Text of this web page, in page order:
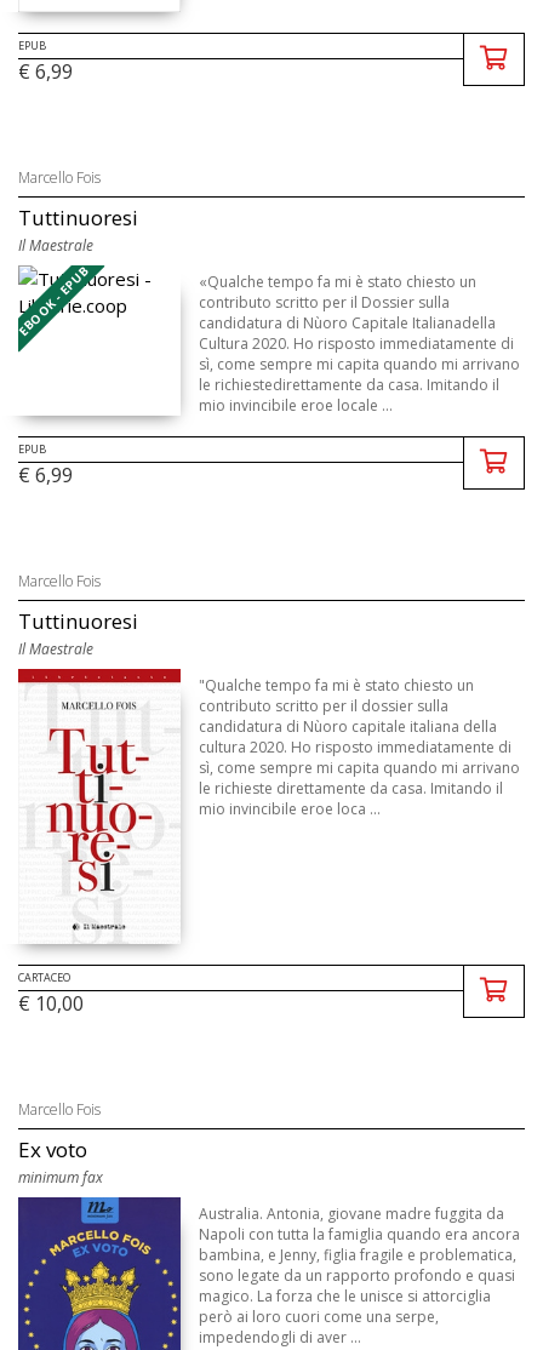
EPUB
€ 6,99
Marcello Fois
Tuttinuoresi
Il Maestrale
EBOOK - EPUB
«Qualche tempo fa mi è stato chiesto un
contributo scritto per il Dossier sulla
candidatura di Nùoro Capitale Italianadella
Cultura 2020. Ho risposto immediatamente di
sì, come sempre mi capita quando mi arrivano
le richiestedirettamente da casa. Imitando il
mio invincibile eroe locale ...
EPUB
€ 6,99
Marcello Fois
Tuttinuoresi
Il Maestrale
"Qualche tempo fa mi è stato chiesto un
contributo scritto per il dossier sulla
candidatura di Nùoro capitale italiana della
cultura 2020. Ho risposto immediatamente di
sì, come sempre mi capita quando mi arrivano
le richieste direttamente da casa. Imitando il
mio invincibile eroe loca ...
CARTACEO
€ 10,00
Marcello Fois
Ex voto
minimum fax
Australia. Antonia, giovane madre fuggita da
Napoli con tutta la famiglia quando era ancora
bambina, e Jenny, figlia fragile e problematica,
sono legate da un rapporto profondo e quasi
magico. La forza che le unisce si attorciglia
però ai loro cuori come una serpe,
impedendogli di aver ...